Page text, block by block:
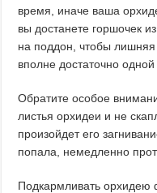
время, иначе ваша
вы достанете горшочек
на поддон, чтобы лишняя
вполне достаточно одной
Обратите особое
листья орхидеи и не
произойдет его
попала, немедленно
Подкармливать орхидею